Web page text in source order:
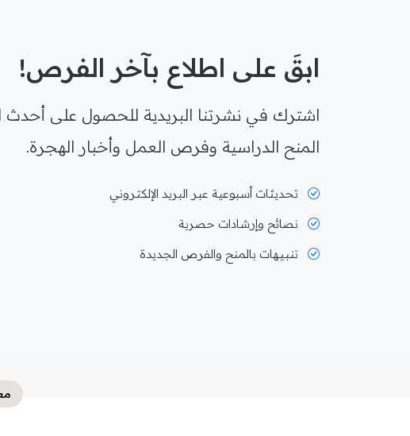
ابقَ على اطلاع بآخر الفرص!
اشترك في نشرتنا البريدية للحصول على أحدث
المنح الدراسية وفرص العمل وأخبار الهجرة.
تحديثات أسبوعية عبر البريد الإلكتروني
نصائح وإرشادات حصرية
تنبيهات بالمنح والفرص الجديدة